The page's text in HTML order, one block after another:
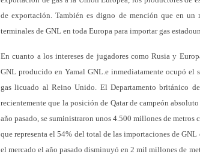
de exportación. También es digno de mención que en
terminales de GNL en toda Europa para importar gas
En cuanto a los intereses de jugadores como Rusia y
GNL producido en Yamal GNL.e inmediatamente ocupó
gas licuado al Reino Unido. El Departamento británico
recientemente que la posición de Qatar de campeón
año pasado, se suministraron unos 4.500 millones de
que representa el 54% del total de las importaciones de
el mercado el año pasado disminuyó en 2 mil millones de